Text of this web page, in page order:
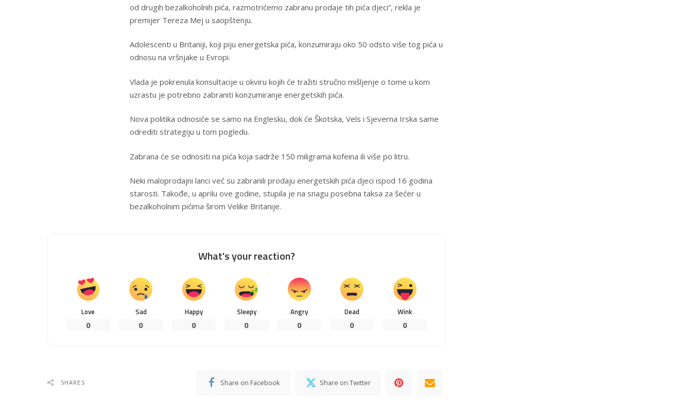
od drugih bezalkoholnih pića, razmotrićemo zabranu prodaje tih pića djeci”, rekla je
premijer Tereza Mej u saopštenju.
Adolescenti u Britaniji, koji piju energetska pića, konzumiraju oko 50 odsto više tog pića u
odnosu na vršnjake u Evropi.
Vlada je pokrenula konsultacije u okviru kojih će tražiti stručno mišljenje o tome u kom
uzrastu je potrebno zabraniti konzumiranje energetskih pića.
Nova politika odnosiće se samo na Englesku, dok će Škotska, Vels i Sjeverna Irska same
odrediti strategiju u tom pogledu.
Zabrana će se odnositi na pića koja sadrže 150 miligrama kofeina ili više po litru.
Neki maloprodajni lanci već su zabranili prodaju energetskih pića djeci ispod 16 godina
starosti. Takođe, u aprilu ove godine, stupila je na snagu posebna taksa za šećer u
bezalkoholnim pićima širom Velike Britanije.
What's your reaction?
Love
0
Sad
0
Happy
0
Sleepy
0
Angry
0
Dead
0
Wink
0
SHARES Share on Facebook Share on Twitter